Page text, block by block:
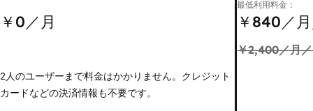
￥0／月
2人のユーザーまで料金はかかりません。クレジット
カードなどの決済情報も不要です。
最低利用料金：
￥840／
￥2,400／月